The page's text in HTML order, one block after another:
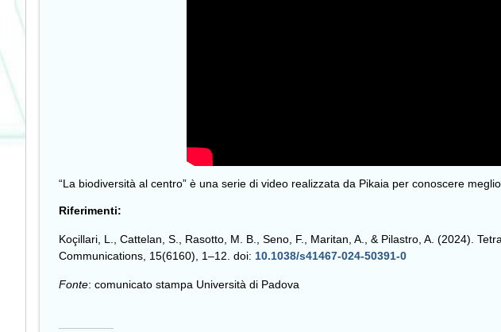
“La biodiversità al centro” è una serie di video realizzata da Pikaia per conoscere
Riferimenti:
Koçillari, L., Cattelan, S., Rasotto, M. B., Seno, F., Maritan, A., & Pilastro, A. (2024).
Communications, 15(6160), 1–12. doi: 10.1038/s41467-024-50391-0
Fonte: comunicato stampa Università di Padova